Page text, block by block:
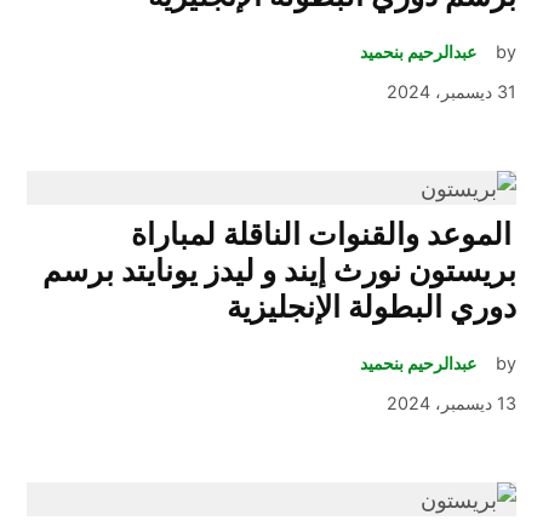
by
عبدالرحيم بنحميد
31 ديسمبر، 2024
الموعد والقنوات الناقلة لمباراة
بريستون نورث إيند و ليدز يونايتد برسم
دوري البطولة الإنجليزية
by
عبدالرحيم بنحميد
13 ديسمبر، 2024